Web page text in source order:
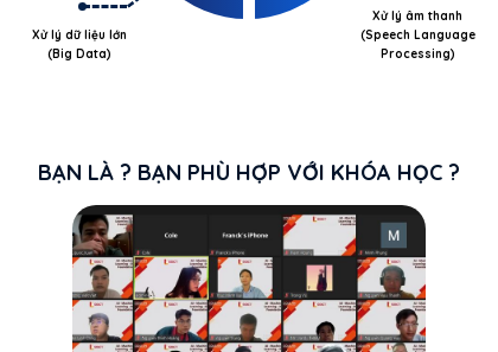
Xử lý dữ liệu lớn
(Big Data)
Xử lý âm thanh
(Speech Language
Processing)
BẠN LÀ ? BẠN PHÙ HỢP VỚI KHÓA HỌC ?